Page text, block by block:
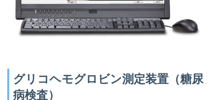
グリコヘモグロビン測定装置（糖尿
病検査）